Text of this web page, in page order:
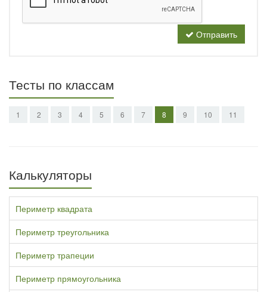
Отправить
Тесты по классам
1 2 3 4 5 6 7 8 9 10 11
Калькуляторы
Периметр квадрата
Периметр треугольника
Периметр трапеции
Периметр прямоугольника